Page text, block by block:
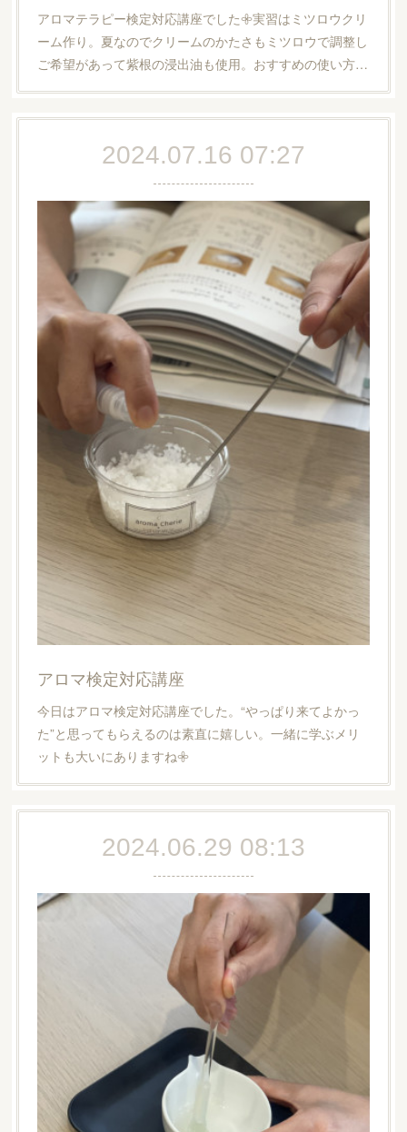
アロマテラピー検定対応講座でした𖧷実習はミツロウクリ
ーム作り。夏なのでクリームのかたさもミツロウで調整し
ご希望があって紫根の浸出油も使用。おすすめの使い方…
2024.07.16 07:27
アロマ検定対応講座
今日はアロマ検定対応講座でした。“やっぱり来てよかっ
た”と思ってもらえるのは素直に嬉しい。一緒に学ぶメリ
ットも大いにありますね𖧷
2024.06.29 08:13